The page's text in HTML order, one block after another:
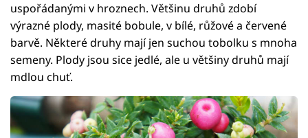
uspořádanými v hroznech. Většinu druhů zdobí
výrazné plody, masité bobule, v bílé, růžové a červené
barvě. Některé druhy mají jen suchou tobolku s mnoha
semeny. Plody jsou sice jedlé, ale u většiny druhů mají
mdlou chuť.